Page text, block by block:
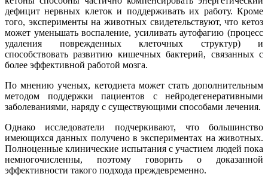
дефицит нервных клеток и поддерживать их работу. Кроме
того, эксперименты на животных свидетельствуют, что кетоз
может уменьшать воспаление, усиливать аутофагию (процесс
удаления поврежденных клеточных структур) и
способствовать развитию кишечных бактерий, связанных с
более эффективной работой мозга.
По мнению ученых, кетодиета может стать дополнительным
методом поддержки пациентов с нейродегенеративными
заболеваниями, наряду с существующими способами лечения.
Однако исследователи подчеркивают, что большинство
имеющихся данных получено в экспериментах на животных.
Полноценные клинические испытания с участием людей пока
немногочисленны, поэтому говорить о доказанной
эффективности такого подхода преждевременно.